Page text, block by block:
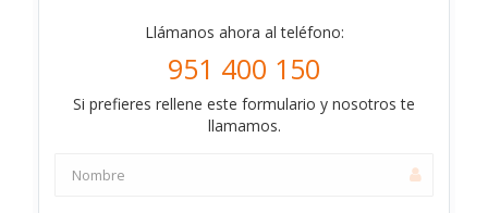
Llámanos ahora al teléfono:
951 400 150
Si prefieres rellene este formulario y nosotros te
llamamos.